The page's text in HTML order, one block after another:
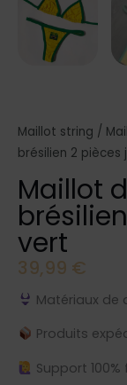
Maillot string /
brésilien 2
Maillot
vert
39,99 €
Matériaux de
Produits
Support